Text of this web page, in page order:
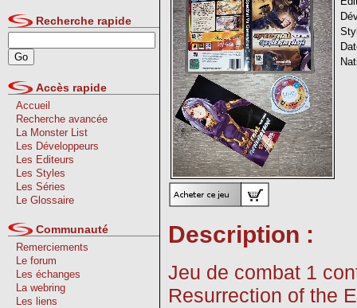
Recherche rapide
Accès rapide
Accueil
Recherche avancée
La Monster List
Les Développeurs
Les Editeurs
Les Styles
Les Séries
Le Glossaire
Communauté
Remerciements
Le forum
Les échanges
La webring
Les liens
Description :
Jeu de combat 1
Resurrection of the